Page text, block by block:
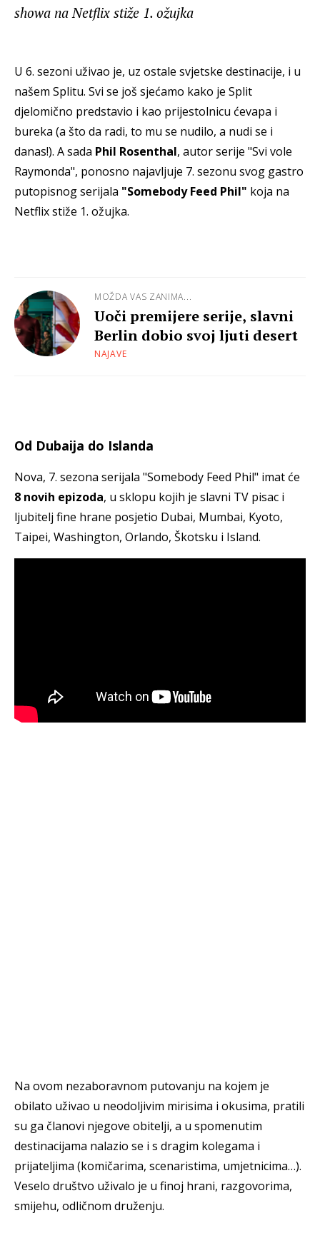
showa na Netflix stiže 1. ožujka
U 6. sezoni uživao je, uz ostale svjetske destinacije, i u
našem Splitu. Svi se još sjećamo kako je Split
djelomično predstavio i kao prijestolnicu ćevapa i
bureka (a što da radi, to mu se nudilo, a nudi se i
danas!). A sada Phil Rosenthal, autor serije "Svi vole
Raymonda", ponosno najavljuje 7. sezonu svog gastro
putopisnog serijala "Somebody Feed Phil" koja na
Netflix stiže 1. ožujka.
MOŽDA VAS ZANIMA...
Uoči premijere serije, slavni
Berlin dobio svoj ljuti desert
NAJAVE
Od Dubaija do Islanda
Nova, 7. sezona serijala "Somebody Feed Phil" imat će
8 novih epizoda, u sklopu kojih je slavni TV pisac i
ljubitelj fine hrane posjetio Dubai, Mumbai, Kyoto,
Taipei, Washington, Orlando, Škotsku i Island.
Na ovom nezaboravnom putovanju na kojem je
obilato uživao u neodoljivim mirisima i okusima, pratili
su ga članovi njegove obitelji, a u spomenutim
destinacijama nalazio se i s dragim kolegama i
prijateljima (komičarima, scenaristima, umjetnicima…).
Veselo društvo uživalo je u finoj hrani, razgovorima,
smijehu, odličnom druženju.